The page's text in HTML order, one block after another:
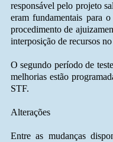
responsável pelo projeto
eram fundamentais para
procedimento de
interposição de recursos
O segundo período de
melhorias estão
STF.
Alterações
Entre as mudanças